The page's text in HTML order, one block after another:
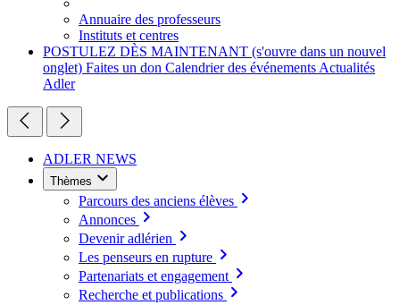
Annuaire des professeurs
Instituts et centres
POSTULEZ DÈS MAINTENANT (s'ouvre dans un nouvel
onglet) Faites un don Calendrier des événements Actualités
Adler
ADLER NEWS
Thèmes
Parcours des anciens élèves
Annonces
Devenir adlérien
Les penseurs en rupture
Partenariats et engagement
Recherche et publications